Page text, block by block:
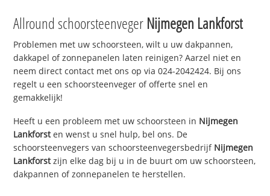
Allround schoorsteenveger Nijmegen Lankforst
Problemen met uw schoorsteen, wilt u uw dakpannen,
dakkapel of zonnepanelen laten reinigen? Aarzel niet en
neem direct contact met ons op via 024-2042424. Bij ons
regelt u een schoorsteenveger of offerte snel en
gemakkelijk!
Heeft u een probleem met uw schoorsteen in Nijmegen
Lankforsten wenst u snel hulp, bel ons. De
schoorsteenvegers van schoorsteenvegersbedrijf Nijmegen
Lankforstzijn elke dag bij u in de buurt om uw schoorsteen,
dakpannen of zonnepanelen te herstellen.